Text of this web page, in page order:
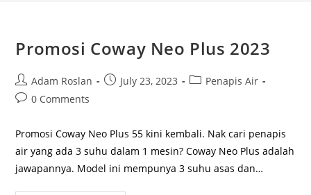
Promosi Coway Neo Plus 2023
Post
author:
Adam Roslan
PostJuly 23, 2023
PostPenapis Air
Post0 Comments
Promosi Coway Neo Plus 55 kini kembali. Nak cari penapis
air yang ada 3 suhu dalam 1 mesin? Coway Neo Plus adalah
jawapannya. Model ini mempunya 3 suhu asas dan…